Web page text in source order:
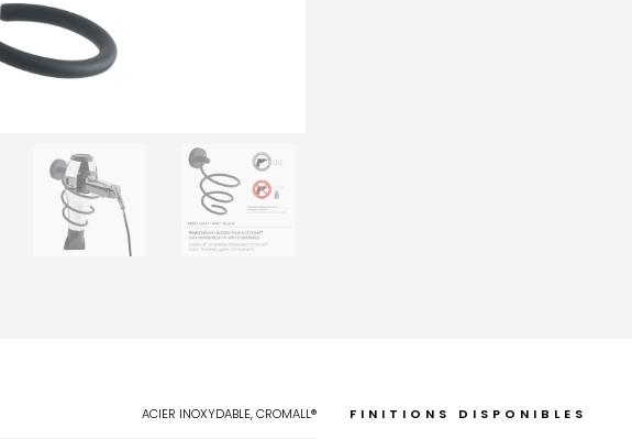
ACIER INOXYDABLE, CROMALL® FINITIONS DISPONIBLES